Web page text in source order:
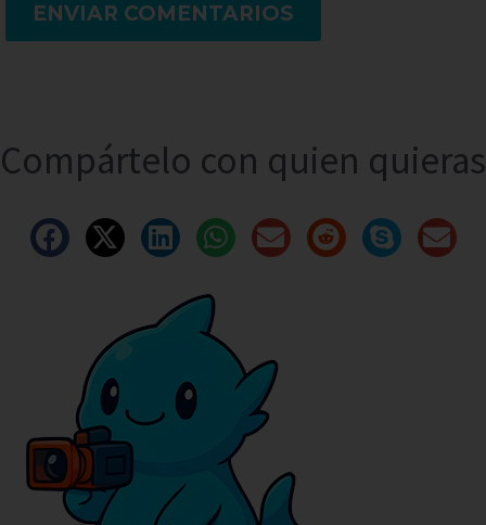
ENVIAR COMENTARIOS
Compártelo con quien quieras